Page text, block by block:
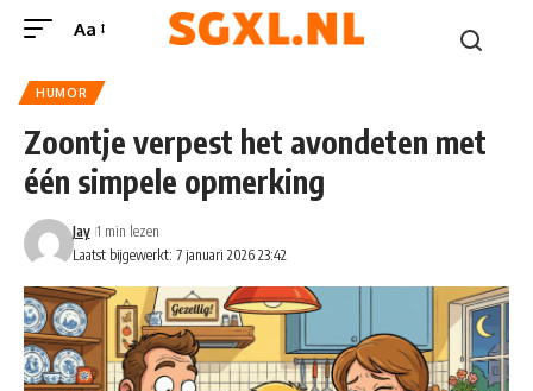
Aa
HUMOR
Zoontje verpest het avondeten met
één simpele opmerking
Laatst bijgewerkt: 7 januari 2026 23:42
Jay 1 min lezen